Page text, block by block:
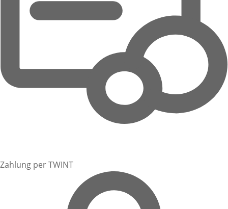
Zahlung per TWINT